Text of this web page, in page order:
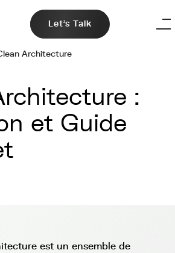
Let's Talk
Architecture
:
et Guide
est un ensemble de